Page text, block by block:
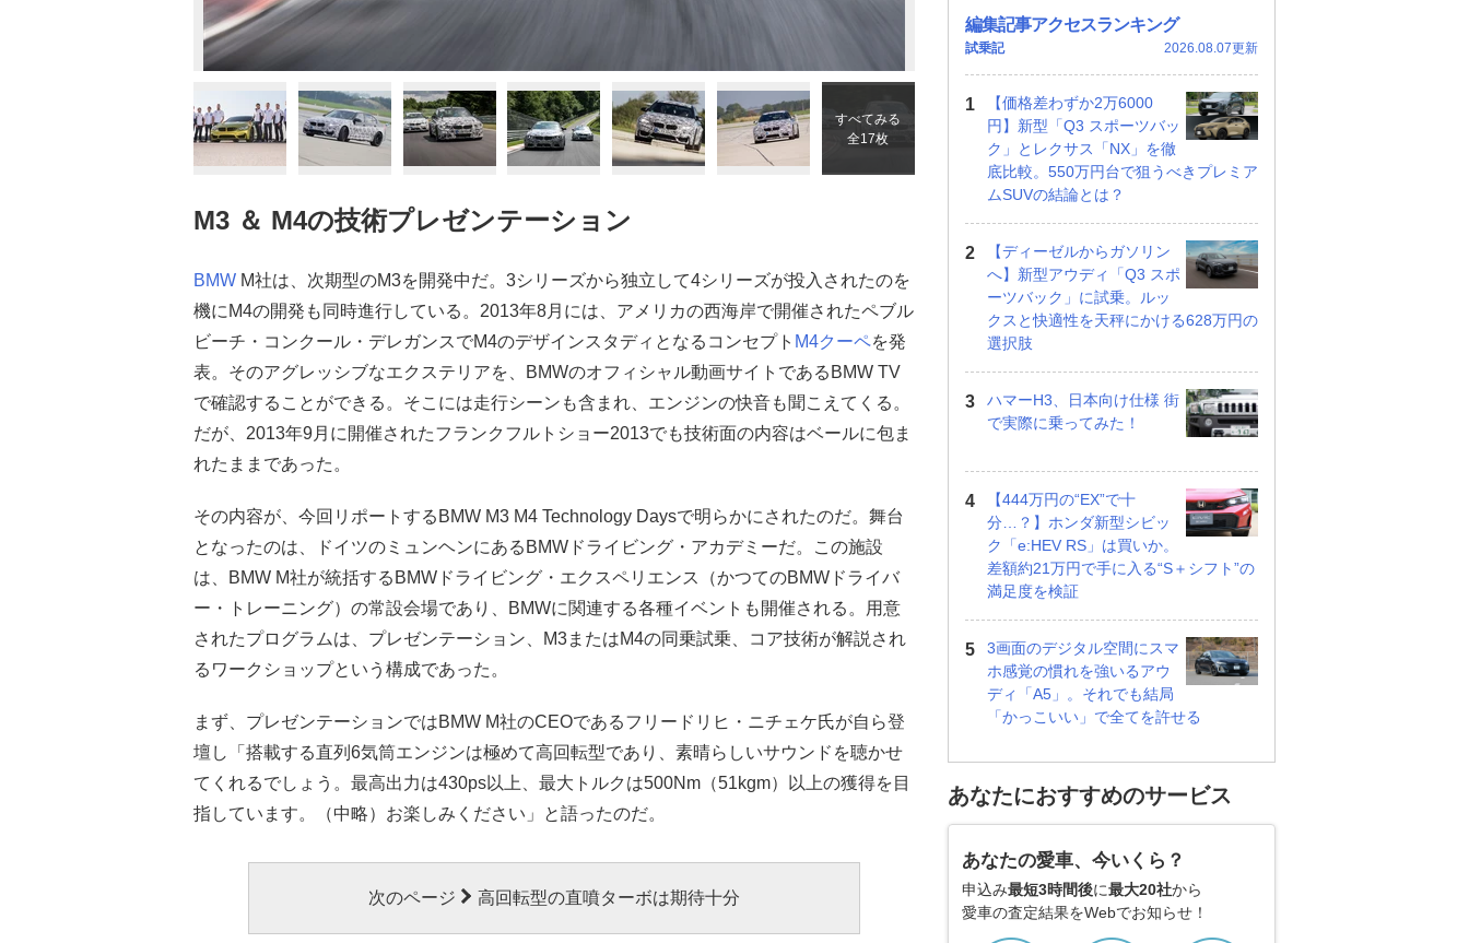
すべてみる
全17枚
M3 ＆ M4の技術プレゼンテーション
BMW M社は、次期型のM3を開発中だ。3シリーズから独立して4シリーズが投入されたのを
機にM4の開発も同時進行している。2013年8月には、アメリカの西海岸で開催されたペブル
ビーチ・コンクール・デレガンスでM4のデザインスタディとなるコンセプト M4クーペを発
表。そのアグレッシブなエクステリアを、BMWのオフィシャル動画サイトであるBMW TV
で確認することができる。そこには走行シーンも含まれ、エンジンの快音も聞こえてくる。
だが、2013年9月に開催されたフランクフルトショー2013でも技術面の内容はベールに包ま
れたままであった。
その内容が、今回リポートするBMW M3 M4 Technology Daysで明らかにされたのだ。舞台
となったのは、ドイツのミュンヘンにあるBMWドライビング・アカデミーだ。この施設
は、BMW M社が統括するBMWドライビング・エクスペリエンス（かつてのBMWドライバ
ー・トレーニング）の常設会場であり、BMWに関連する各種イベントも開催される。用意
されたプログラムは、プレゼンテーション、M3またはM4の同乗試乗、コア技術が解説され
るワークショップという構成であった。
まず、プレゼンテーションではBMW M社のCEOであるフリードリヒ・ニチェケ氏が自ら登
壇し「搭載する直列6気筒エンジンは極めて高回転型であり、素晴らしいサウンドを聴かせ
てくれるでしょう。最高出力は430ps以上、最大トルクは500Nm（51kgm）以上の獲得を目
指しています。（中略）お楽しみください」と語ったのだ。
次のページ 高回転型の直噴ターボは期待十分
編集記事アクセスランキング
試乗記 2026.08.07更新
【価格差わずか2万6000
円】新型「Q3 スポーツバッ
ク」とレクサス「NX」を徹
底比較。550万円台で狙うべきプレミア
ムSUVの結論とは？
【ディーゼルからガソリン
へ】新型アウディ「Q3 スポ
ーツバック」に試乗。ルッ
クスと快適性を天秤にかける628万円の
選択肢
ハマーH3、日本向け仕様 街
で実際に乗ってみた！
【444万円の“EX”で十
分…？】ホンダ新型シビッ
ク「e:HEV RS」は買いか。
差額約21万円で手に入る“S＋シフト”の
満足度を検証
3画面のデジタル空間にスマ
ホ感覚の慣れを強いるアウ
ディ「A5」。それでも結局
「かっこいい」で全てを許せる
あなたにおすすめのサービス
あなたの愛車、今いくら？
申込み最短3時間後に最大20社から
愛車の査定結果をWebでお知らせ！